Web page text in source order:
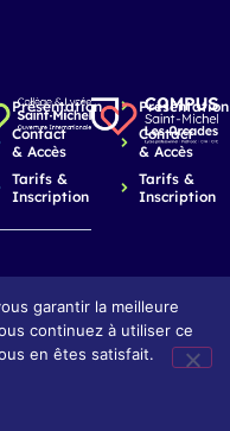
Présentation
Contact
& Accès
Tarifs &
Inscription
Présentation
Contact
& Accès
Tarifs &
Inscription
Dijon Mentions légales
garantir la meilleure
continuez à utiliser ce
en êtes satisfait.
de l’impact